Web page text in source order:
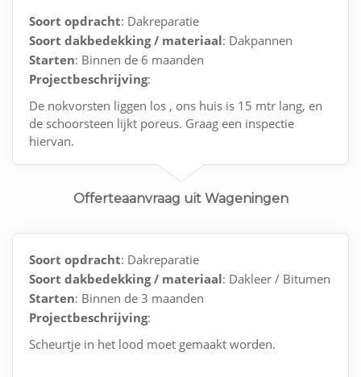
Soort opdracht: Dakreparatie
Soort dakbedekking / materiaal: Dakpannen
Starten: Binnen de 6 maanden
Projectbeschrijving:
De nokvorsten liggen los , ons huis is 15 mtr lang, en
de schoorsteen lijkt poreus. Graag een inspectie
hiervan.
Offerteaanvraag uit Wageningen
Soort opdracht: Dakreparatie
Soort dakbedekking / materiaal: Dakleer / Bitumen
Starten: Binnen de 3 maanden
Projectbeschrijving:
Scheurtje in het lood moet gemaakt worden.